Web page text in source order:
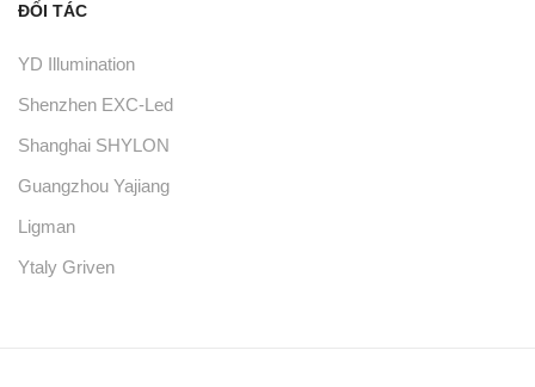
ĐỐI TÁC
YD Illumination
Shenzhen EXC-Led
Shanghai SHYLON
Guangzhou Yajiang
Ligman
Ytaly Griven